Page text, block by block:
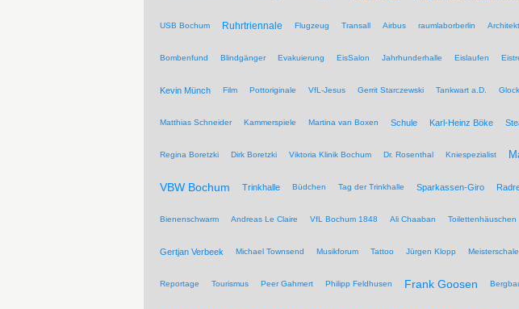
USB Bochum Ruhrtriennale Flugzeug Transall Airbus raumlaborberlin Architekt
Bombenfund Blindgänger Evakuierung EisSalon Jahrhunderhalle Eislaufen
Kevin Münch Film Pottoriginale VfL-Jesus Gerrit Starczewski Tankwart a.D.
Matthias Schneider Kammerspiele Martina van Boxen Schule Karl-Heinz Böke
Regina Boretzki Dirk Boretzki Viktoria Klinik Bochum Dr. Rosenthal Kniespezialist
VBW Bochum Trinkhalle Büdchen Tag der Trinkhalle Sparkassen-Giro
Bienenschwarm Andreas Le Claire VfL Bochum 1848 Ali Chaaban Toilettenhäuschen
Gertjan Verbeek Michael Townsend Musikforum Tattoo Jürgen Klopp Meisterschale
Reportage Tourismus Peer Gahmert Philipp Feldhusen Frank Goosen